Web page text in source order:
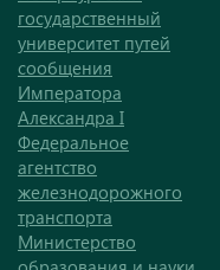
государственный
университет путей
сообщения
Императора
Александра I
Федеральное
агентство
железнодорожного
транспорта
Министерство